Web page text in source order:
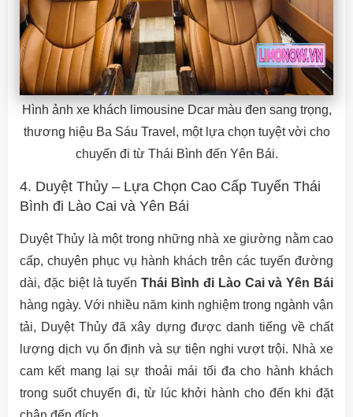
Hình ảnh xe khách limousine Dcar màu đen sang trọng,
thương hiệu Ba Sáu Travel, một lựa chọn tuyệt vời cho
chuyến đi từ Thái Bình đến Yên Bái.
4. Duyệt Thủy – Lựa Chọn Cao Cấp Tuyến Thái
Bình đi Lào Cai và Yên Bái
Duyệt Thủy là một trong những nhà xe giường nằm cao
cấp, chuyên phục vụ hành khách trên các tuyến đường
dài, đặc biệt là tuyếnThái Bình đi Lào Cai và Yên Bái
hàng ngày. Với nhiều năm kinh nghiệm trong ngành vận
tải, Duyệt Thủy đã xây dựng được danh tiếng về chất
lượng dịch vụ ổn định và sự tiện nghi vượt trội. Nhà xe
cam kết mang lại sự thoải mái tối đa cho hành khách
trong suốt chuyến đi, từ lúc khởi hành cho đến khi đặt